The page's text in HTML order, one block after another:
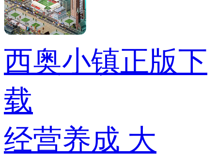
西奥小镇正版下
载
经营养成 大